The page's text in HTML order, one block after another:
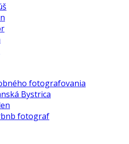
fotografovania
Bystrica
fotograf